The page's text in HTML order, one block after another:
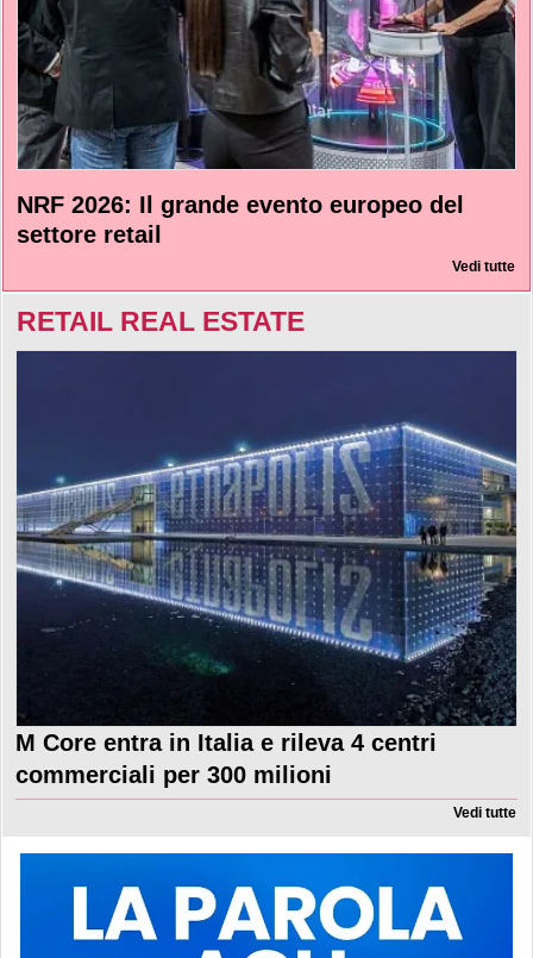
NRF 2026: Il grande evento europeo del
settore retail
Vedi tutte
RETAIL REAL ESTATE
M Core entra in Italia e rileva 4 centri
commerciali per 300 milioni
Vedi tutte